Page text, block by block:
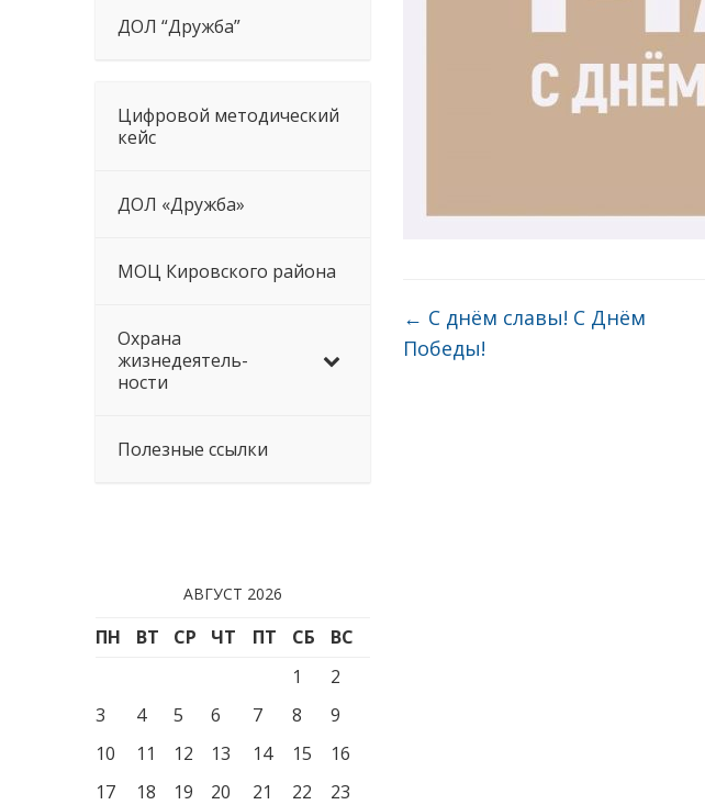
ДОЛ “Дружба”
Цифровой методический
кейс
ДОЛ «Дружба»
МОЦ Кировского района
Охрана
жизнедеятель-
ности
Полезные ссылки
АВГУСТ 2026
ПН ВТ СР ЧТ ПТ СБ
ВС
1
2
3
4 5 6 7 8
9
10
11 12 13 14 15
16
17
18 19 20 21 22
23
← С днём славы! С Днём
Победы!